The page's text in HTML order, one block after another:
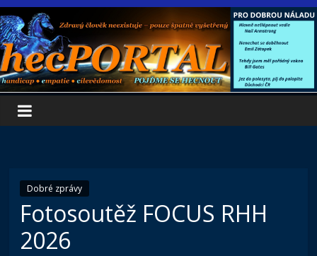
Přeskočit
na
obsah
Dobré zprávy
Fotosoutěž FOCUS RHH
2026